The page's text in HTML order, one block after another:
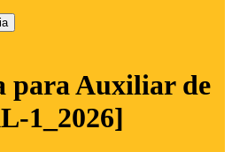
para Auxiliar de
1_2026]